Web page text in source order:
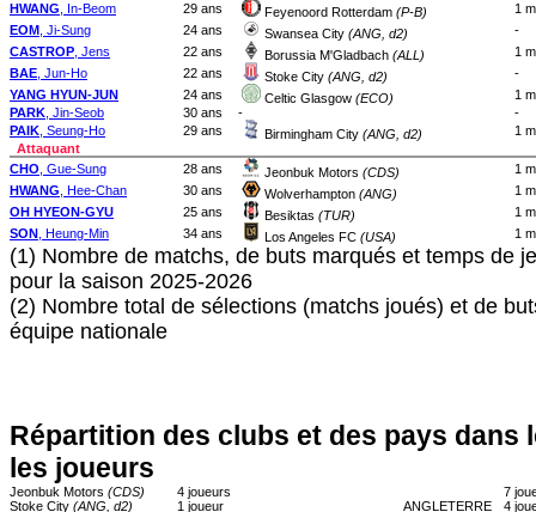
HWANG , In-Beom 29 ans Feyenoord Rotterdam (P-B)
1
EOM , Ji-Sung 24 ans Swansea City (ANG, d2)
-
CASTROP , Jens 22 ans Borussia M'Gladbach (ALL)
1
BAE , Jun-Ho 22 ans Stoke City (ANG, d2)
-
YANG HYUN-JUN
24 ans Celtic Glasgow (ECO)
1
PARK , Jin-Seob 30 ans -
-
PAIK , Seung-Ho 29 ans Birmingham City (ANG, d2)
1
Attaquant
CHO , Gue-Sung 28 ans Jeonbuk Motors (CDS)
1
HWANG , Hee-Chan 30 ans Wolverhampton (ANG)
1
OH HYEON-GYU
25 ans Besiktas (TUR)
1
SON , Heung-Min 34 ans Los Angeles FC (USA) 1
(1) Nombre de matchs, de buts marqués et temps de
pour la saison 2025-2026
(2) Nombre total de sélections (matchs joués) et de
équipe nationale
Répartition des clubs et des pays dans
les joueurs
Jeonbuk Motors (CDS)
4 joueurs
Stoke City (ANG, d2)
1 joueur
7
ANGLETERRE
4